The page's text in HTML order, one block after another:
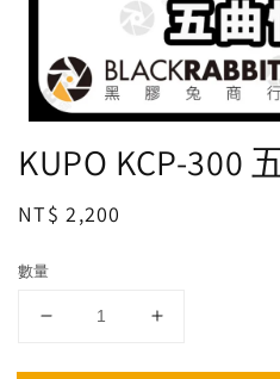
KUPO KCP-300
Regular
NT$ 2,200
數量